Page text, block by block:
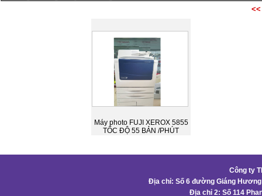
Máy photo FUJI XEROX 5855
TỐC ĐỘ 55 BẢN /PHÚT
Công ty
Địa chỉ: Số 6 đường Giáng
Địa chỉ 2: Số 114